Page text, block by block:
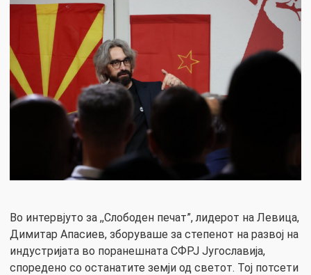
Во интервјуто за ,,Слободен печат”, лидерот на Левица,
Димитар Апасиев, зборуваше за степенот на развој на
индустријата во поранешната СФРЈ Југославија,
споредено со останатите земји од светот. Тој потсети